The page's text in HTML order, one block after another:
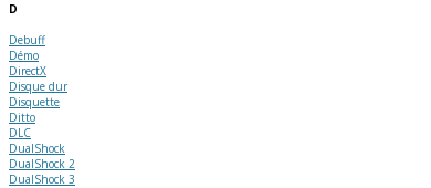
D
Debuff
Démo
DirectX
Disque dur
Disquette
Ditto
DLC
DualShock
DualShock 2
DualShock 3